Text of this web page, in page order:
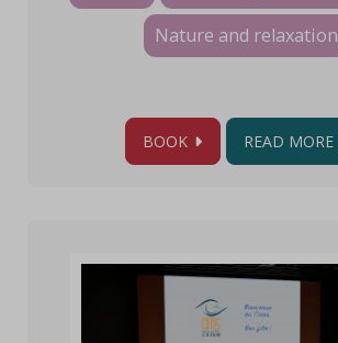
Nature and relaxation
BOOK READ MORE